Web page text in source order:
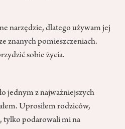
narzędzie, dlatego używam jej
znanych pomieszczeniach.
sobie życia.
jednym z najważniejszych
Uprosiłem rodziców,
tylko podarowali mi na